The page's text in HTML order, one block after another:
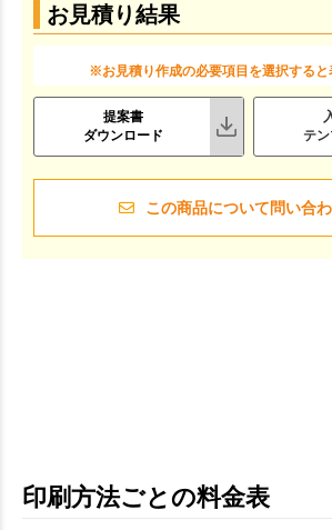
お見積り結果
※お見積り作成の必要項目を選択すると
提案書
ダウンロード
テン
この商品について問い合
印刷方法ごとの料金表